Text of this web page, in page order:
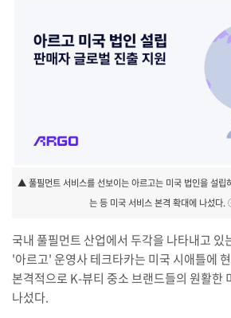
▲ 풀필먼트 서비스를 선보이는 아르고는 미국 법인을 설립
는 등 미국 서비스 본격 확대에 나섰다
국내 풀필먼트 산업에서 두각을 나타내고 있
'아르고' 운영사 테크타카는 미국 시애틀에
본격적으로 K-뷰티 중소 브랜드들의 원활한
나섰다.